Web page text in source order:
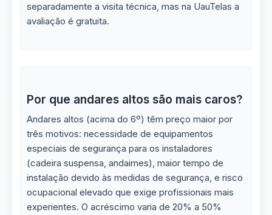
separadamente a visita técnica, mas na UauTelas a
avaliação é gratuita.
Por que andares altos são mais caros?
Andares altos (acima do 6º) têm preço maior por
três motivos: necessidade de equipamentos
especiais de segurança para os instaladores
(cadeira suspensa, andaimes), maior tempo de
instalação devido às medidas de segurança, e risco
ocupacional elevado que exige profissionais mais
experientes. O acréscimo varia de 20% a 50%